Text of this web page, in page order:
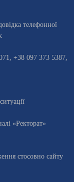
довiдка телефонної
+38 097 373 5387,
«Ректорат»
стосовно сайту